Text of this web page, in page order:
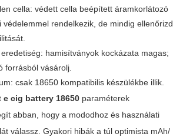
cella: védett cella beépített áramkorlátozó
védelemmel rendelkezik, de mindig ellenőrizd
hamisítványok kockázata magas;
forrásból vásárolj.
csak 18650 kompatibilis készülékbe illik.
e cig battery 18650 paraméterek
abban, hogy a mododhoz és használati
válassz. Gyakori hibák a túl optimista mAh/